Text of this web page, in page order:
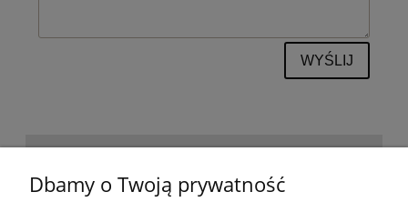
WYŚLIJ
Dbamy o Twoją prywatność